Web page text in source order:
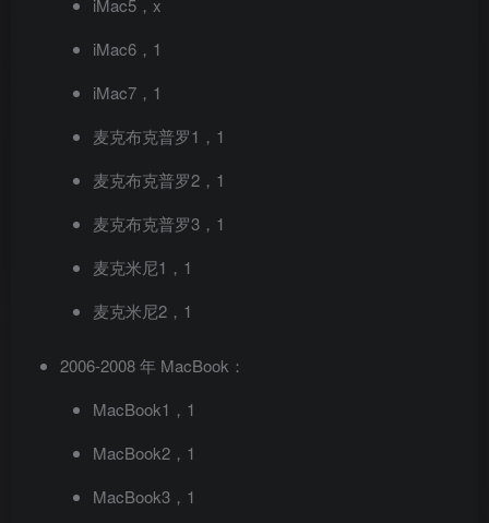
iMac5，x
iMac6，1
iMac7，1
麦克布克普罗1，1
麦克布克普罗2，1
麦克布克普罗3，1
麦克米尼1，1
麦克米尼2，1
2006-2008 年 MacBook：
MacBook1，1
MacBook2，1
MacBook3，1